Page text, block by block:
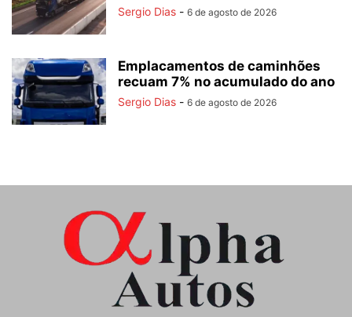
Sergio Dias - 6 de agosto de 2026
Emplacamentos de caminhões
recuam 7% no acumulado do ano
Sergio Dias - 6 de agosto de 2026